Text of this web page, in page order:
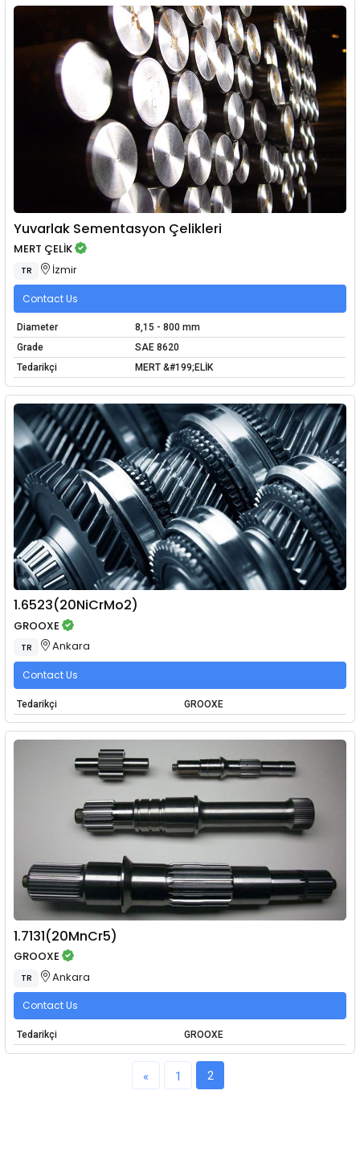
Yuvarlak Sementasyon Çelikleri
MERT ÇELİK
TR İzmir
Contact Us
Diameter
8,15 - 800 mm
Grade
SAE 8620
Tedarikçi
MERT &#199;ELİK
1.6523(20NiCrMo2)
GROOXE
TR Ankara
Contact Us
Tedarikçi GROOXE
1.7131(20MnCr5)
GROOXE
TR Ankara
Contact Us
Tedarikçi GROOXE
« 1 2